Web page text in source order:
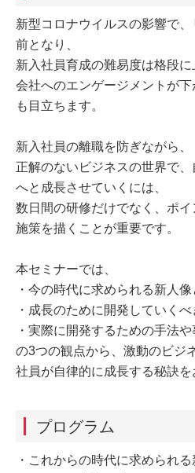
新型コロナウイルスの影響で
前となり、
新入社員育成の難易度は格段に
会社へのエンゲージメントが
も目立ちます。
新入社員の離職を防ぎながら、
正解のないビジネスの世界で
へと成長させていくには、
数日間の研修だけでなく、ポ
施策を描くことが重要です。
本セミナーでは、
・今の時代に求められる新人像
・成長のために開発していく
・実際に開発するための手法
の3つの観点から、激動のビジ
社員が自律的に成長する秘訣を
プログラム
・これからの時代に求められ